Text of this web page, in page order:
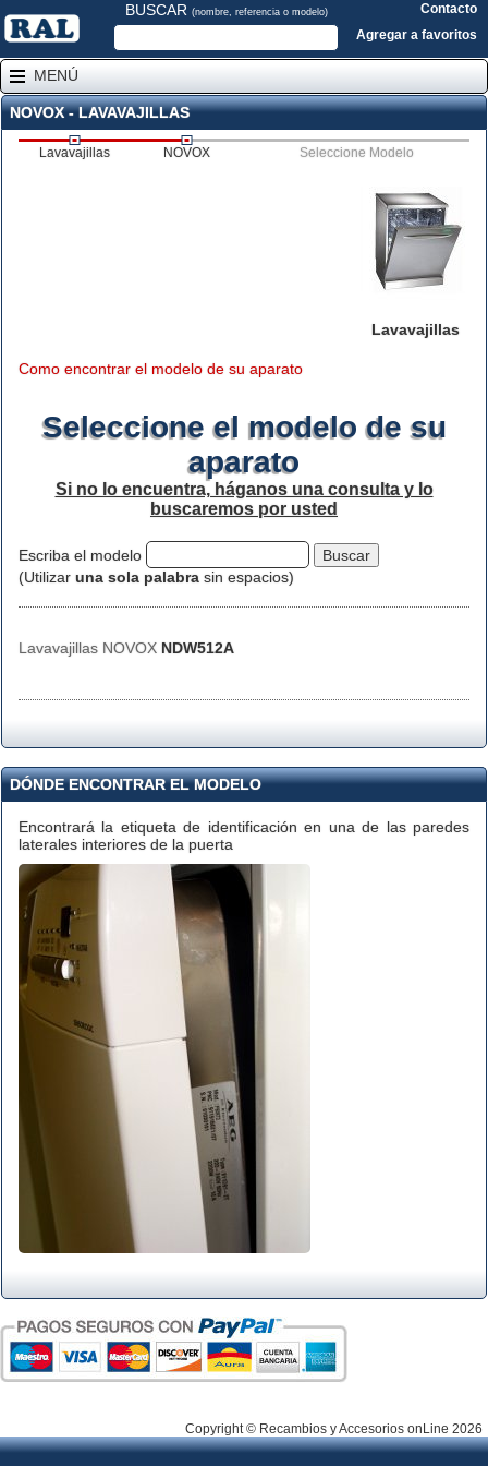
BUSCAR (nombre, referencia o modelo)
Contacto
Agregar a favoritos
MENÚ
NOVOX - LAVAVAJILLAS
Lavavajillas NOVOX Seleccione Modelo
Lavavajillas
Como encontrar el modelo de su aparato
Seleccione el modelo de su
aparato
Si no lo encuentra, háganos una consulta y lo
buscaremos por usted
Escriba el modelo
(Utilizar una sola palabra sin espacios)
Lavavajillas NOVOX NDW512A
DÓNDE ENCONTRAR EL MODELO
Encontrará la etiqueta de identificación en una de las paredes
laterales interiores de la puerta
Copyright © Recambios y Accesorios onLine 2026